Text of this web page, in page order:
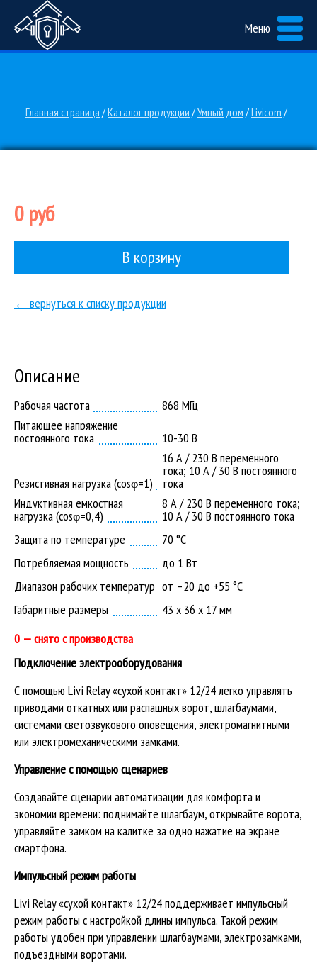
Меню
Главная страница /Каталог продукции /Умный дом /Livicom /
0 руб
В корзину
← вернуться к списку продукции
Описание
Рабочая частота
868 МГц
Питающее напряжение
постоянного тока 10-30 В
Резистивная нагрузка (cosφ=1)
16 А / 230 В переменного
тока; 10 А / 30 В постоянного
тока
Индуктивная емкостная
нагрузка (cosφ=0,4)
8 А / 230 В переменного тока;
10 А / 30 В постоянного тока
Защита по температуре
70 °С
Потребляемая мощность
до 1 Вт
Диапазон рабочих температур от –20 до +55 °С
Габаритные размеры
43 х 36 х 17 мм
0 — снято с производства
Подключение электрооборудования
С помощью Livi Relay «сухой контакт» 12/24 легко управлять
приводами откатных или распашных ворот, шлагбаумами,
системами светозвукового оповещения, электромагнитными
или электромеханическими замками.
Управление с помощью сценариев
Создавайте сценарии автоматизации для комфорта и
экономии времени: поднимайте шлагбаум, открывайте ворота,
управляйте замком на калитке за одно нажатие на экране
смартфона.
Импульсный режим работы
Livi Relay «сухой контакт» 12/24 поддерживает импульсный
режим работы с настройкой длины импульса. Такой режим
работы удобен при управлении шлагбаумами, электрозамками,
подъездными воротами.